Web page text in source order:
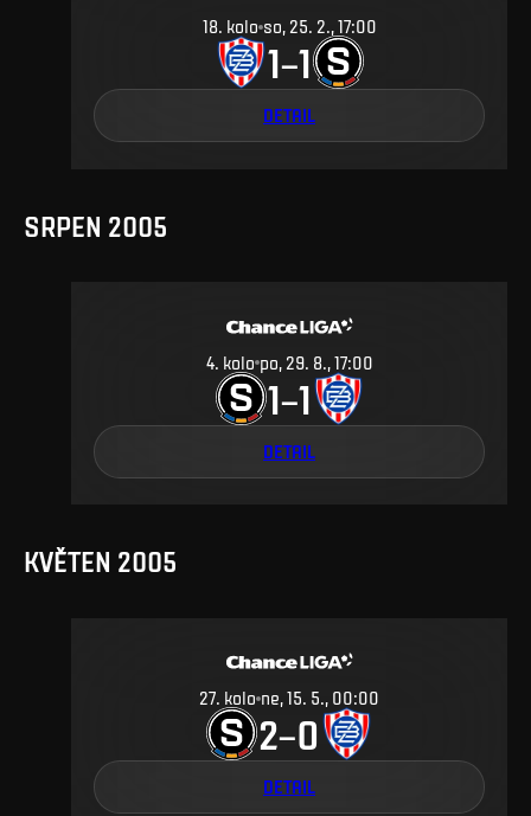
18. kolo so, 25. 2., 17:00
1–1
DETAIL
SRPEN 2005
4. kolo po, 29. 8., 17:00
1–1
DETAIL
KVĚTEN 2005
27. kolo ne, 15. 5., 00:00
2–0
DETAIL